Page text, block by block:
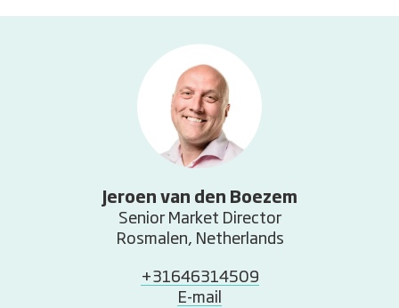
Jeroen van den Boezem
Senior Market Director
Rosmalen, Netherlands
+31646314509
E-mail